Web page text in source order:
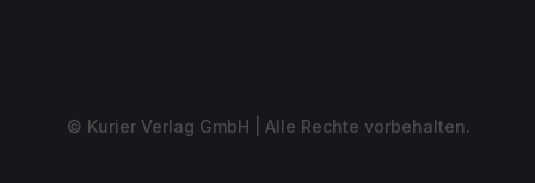
© Kurier Verlag GmbH | Alle Rechte vorbehalten.